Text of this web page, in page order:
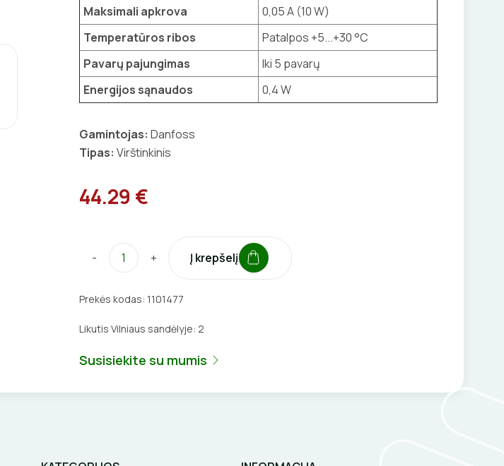
Maksimali apkrova
0,05 A (10 W)
Temperatūros ribos
Patalpos +5...+30 °C
Pavarų pajungimas
Iki 5 pavarų
Energijos sąnaudos
0,4 W
Gamintojas: Danfoss
Tipas: Virštinkinis
44.29 €
- + Į krepšelį
Prekės kodas: 1101477
Likutis Vilniaus sandėlyje: 2
Susisiekite su mumis